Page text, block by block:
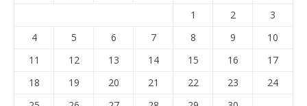
1
2
3
4
5 6 7 8 9
10
11
12 13 14 15 16
17
18
19 20 21 22 23
24